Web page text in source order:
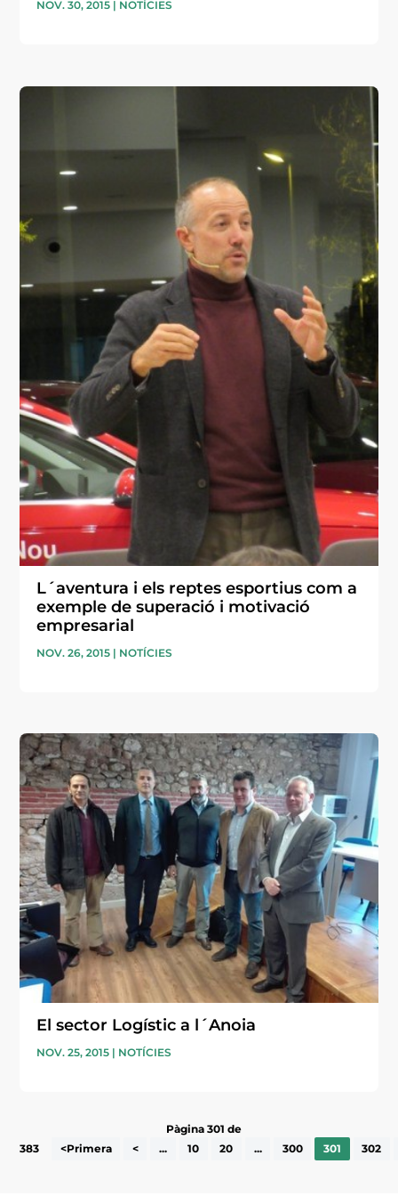
NOV. 30, 2015 | NOTÍCIES
L´aventura i els reptes esportius com a
exemple de superació i motivació
empresarial
NOV. 26, 2015 | NOTÍCIES
El sector Logístic a l´Anoia
NOV. 25, 2015 | NOTÍCIES
Pàgina 301 de
383
<Primera < ... 10 20 ... 300 301 302